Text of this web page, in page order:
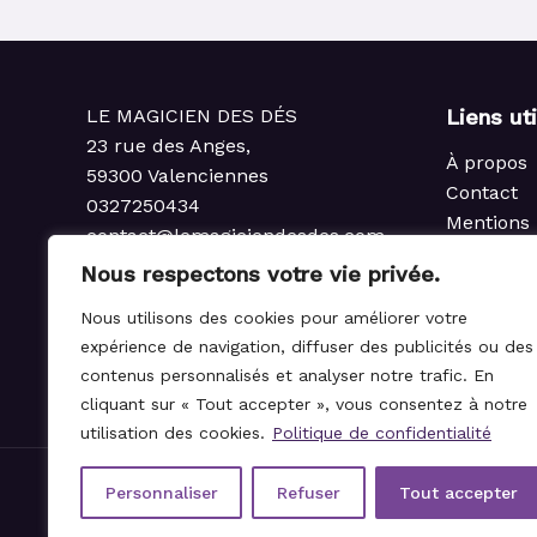
Nous respectons votre vie privée.
Nous utilisons des cookies pour améliorer votre
expérience de navigation, diffuser des publicités ou des
contenus personnalisés et analyser notre trafic. En
cliquant sur « Tout accepter », vous consentez à notre
utilisation des cookies. Politique de confidentialité
Personnaliser Refuser Tout accepter
LE MAGICIEN DES DÉS
23 rue des Anges,
59300 Valenciennes
0327250434
contact@lemagiciendesdes.com
du Mardi au Samedi
Liens
À propos
Contact
Mentions
Politique
© 2021-2026 Le Magicien des Dés.